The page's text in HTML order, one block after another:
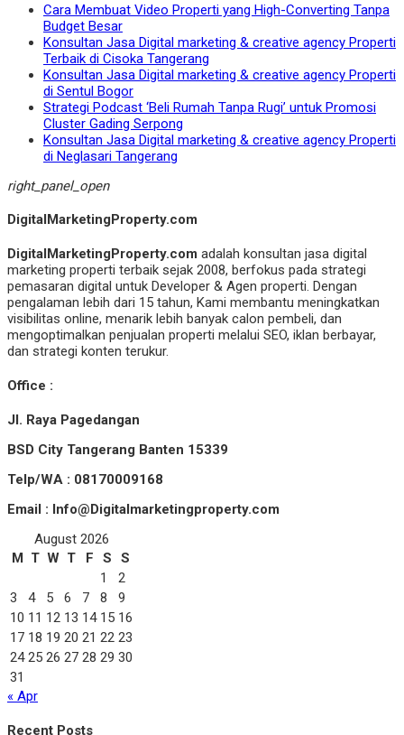
Cara Membuat Video Properti yang High-Converting Tanpa
Budget Besar
Konsultan Jasa Digital marketing & creative agency Properti
Terbaik di Cisoka Tangerang
Konsultan Jasa Digital marketing & creative agency Properti
di Sentul Bogor
Strategi Podcast ‘Beli Rumah Tanpa Rugi’ untuk Promosi
Cluster Gading Serpong
Konsultan Jasa Digital marketing & creative agency Properti
di Neglasari Tangerang
right_panel_open
DigitalMarketingProperty.com
DigitalMarketingProperty.com adalah konsultan jasa digital
marketing properti terbaik sejak 2008, berfokus pada strategi
pemasaran digital untuk Developer & Agen properti. Dengan
pengalaman lebih dari 15 tahun, Kami membantu meningkatkan
visibilitas online, menarik lebih banyak calon pembeli, dan
mengoptimalkan penjualan properti melalui SEO, iklan berbayar,
dan strategi konten terukur.
Office :
Jl. Raya Pagedangan
BSD City Tangerang Banten 15339
Telp/WA : 08170009168
Email : Info@Digitalmarketingproperty.com
August 2026
M T W T F S
S
1
2
3
4 5 6 7 8
9
10 11 12 13 14 15 16
17 18 19 20 21 22 23
24 25 26 27 28 29 30
31
« Apr
Recent Posts